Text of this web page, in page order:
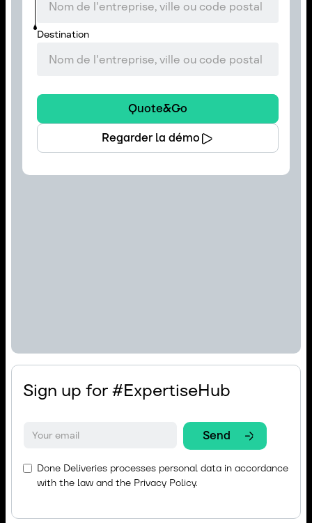
Destination
Quote&Go
Regarder la démo
Sign up for #ExpertiseHub
Done Deliveries processes personal data in accordance
with the law and the Privacy Policy.